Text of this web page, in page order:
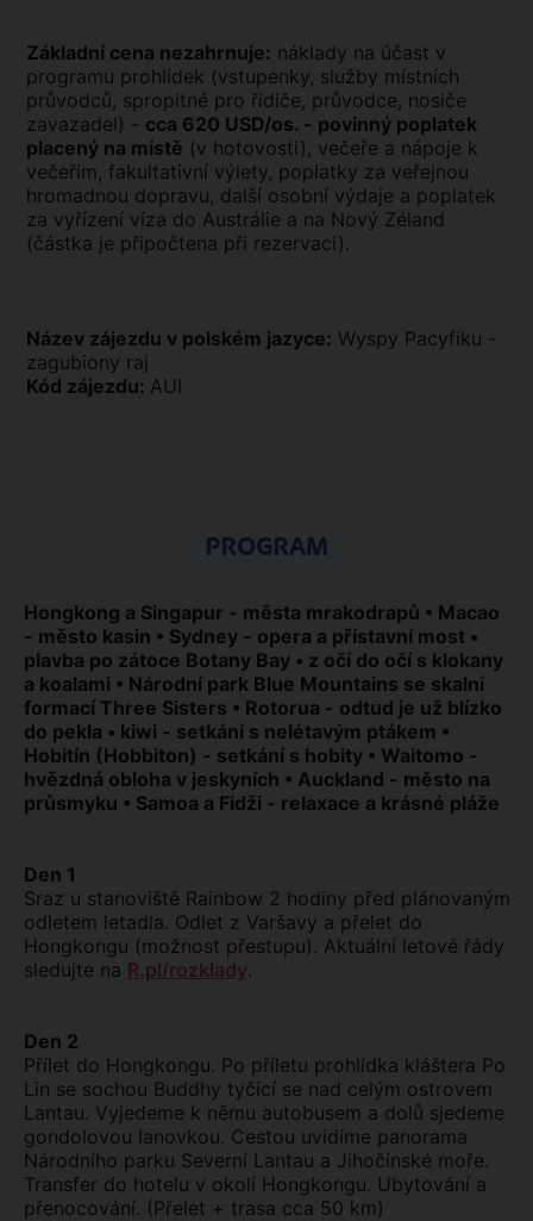
Základní cena nezahrnuje: náklady na účast v
programu prohlídek (vstupenky, služby místních
průvodců, spropitné pro řidiče, průvodce, nosiče
zavazadel) - cca 620 USD/os. - povinný poplatek
placený na místě (v hotovosti), večeře a nápoje k
večeřím, fakultativní výlety, poplatky za veřejnou
hromadnou dopravu, další osobní výdaje a poplatek
za vyřízení víza do Austrálie a na Nový Zéland
(částka je připočtena při rezervaci).
Název zájezdu v polském jazyce: Wyspy Pacyfiku -
zagubiony raj
Kód zájezdu: AUI
PROGRAM
Hongkong a Singapur - města mrakodrapů • Macao
- město kasin • Sydney - opera a přístavní most •
plavba po zátoce Botany Bay • z očí do očí s klokany
a koalami • Národní park Blue Mountains se skalní
formací Three Sisters • Rotorua - odtud je už blízko
do pekla • kiwi - setkání s nelétavým ptákem •
Hobitín (Hobbiton) - setkání s hobity • Waitomo -
hvězdná obloha v jeskyních • Auckland - město na
průsmyku • Samoa a Fidži - relaxace a krásné pláže
Den 1
Sraz u stanoviště Rainbow 2 hodiny před plánovaným
odletem letadla. Odlet z Varšavy a přelet do
Hongkongu (možnost přestupu). Aktuální letové řády
sledujte na R.pl/rozklady.
Den 2
Přílet do Hongkongu. Po příletu prohlídka kláštera Po
Lin se sochou Buddhy tyčící se nad celým ostrovem
Lantau. Vyjedeme k němu autobusem a dolů sjedeme
gondolovou lanovkou. Cestou uvidíme panorama
Národního parku Severní Lantau a Jihočínské moře.
Transfer do hotelu v okolí Hongkongu. Ubytování a
přenocování. (Přelet + trasa cca 50 km)